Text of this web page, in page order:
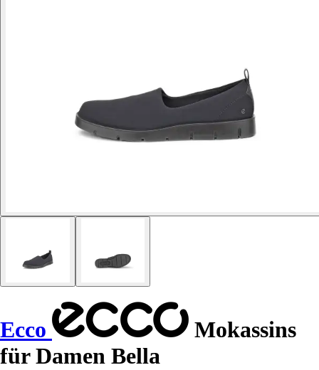
Ecco
Mokassins
für Damen Bella